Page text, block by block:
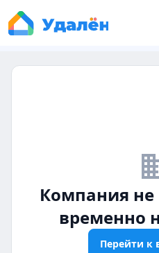
Компания
временно
Перейти к